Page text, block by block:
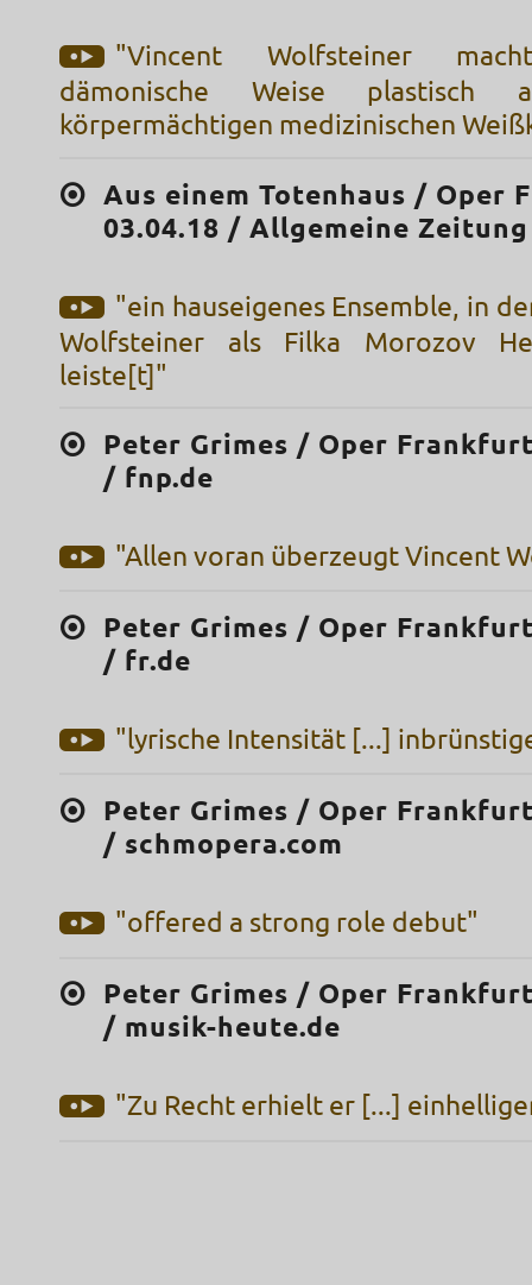
"Vincent Wolfsteiner
dämonische Weise plastisch
körpermächtigen medizinischen
Aus einem Totenhaus / Oper
03.04.18 / Allgemeine Zeitung
"ein hauseigenes Ensemble, in
Wolfsteiner als Filka Morozov
leiste[t]"
Peter Grimes / Oper
/ fnp.de
"Allen voran überzeugt Vincent
Peter Grimes / Oper
/ fr.de
"lyrische Intensität [...]
Peter Grimes / Oper
/ schmopera.com
"offered a strong role debut"
Peter Grimes / Oper
/ musik-heute.de
"Zu Recht erhielt er [...]